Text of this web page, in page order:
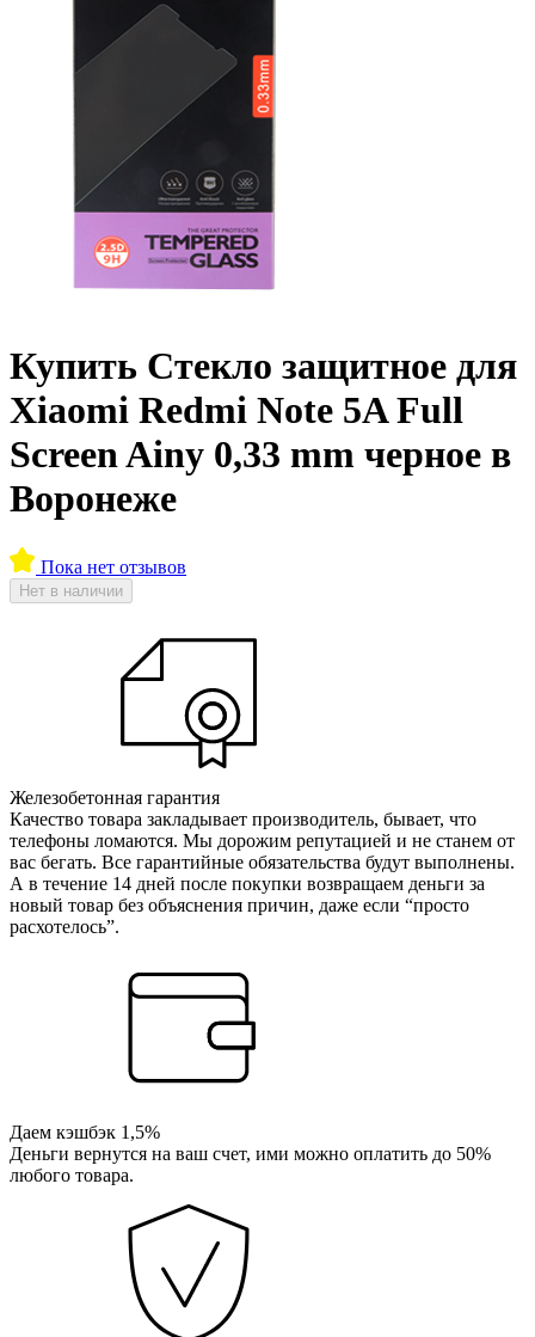
Купить Стекло защитное для
Xiaomi Redmi Note 5A Full
Screen Ainy 0,33 mm черное в
Воронеже
Пока нет отзывов
Нет в наличии
Железобетонная гарантия
Качество товара закладывает производитель, бывает, что
телефоны ломаются. Мы дорожим репутацией и не станем от
вас бегать. Все гарантийные обязательства будут выполнены.
А в течение 14 дней после покупки возвращаем деньги за
новый товар без объяснения причин, даже если “просто
расхотелось”.
Даем кэшбэк 1,5%
Деньги вернутся на ваш счет, ими можно оплатить до 50%
любого товара.